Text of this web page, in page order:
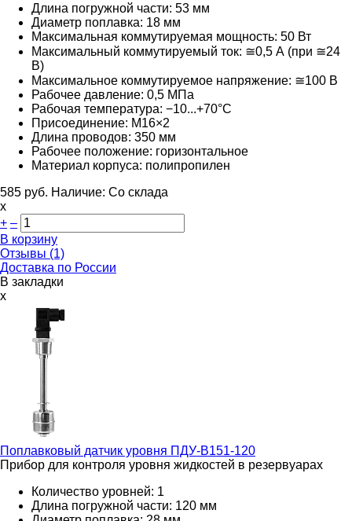
Длина погружной части: 53 мм
Диаметр поплавка: 18 мм
Максимальная коммутируемая мощность: 50 Вт
Максимальный коммутируемый ток: ≅0,5 А (при ≅24
В)
Максимальное коммутируемое напряжение: ≅100 В
Рабочее давление: 0,5 МПа
Рабочая температура: −10...+70°С
Присоединение: M16×2
Длина проводов: 350 мм
Рабочее положение: горизонтальное
Материал корпуса: полипропилен
585 руб. Наличие: Со склада
х
+ –
В корзину
Отзывы (1)
Доставка по России
В закладки
x
Поплавковый датчик уровня ПДУ-В151-120
Прибор для контроля уровня жидкостей в резервуарах
Количество уровней: 1
Длина погружной части: 120 мм